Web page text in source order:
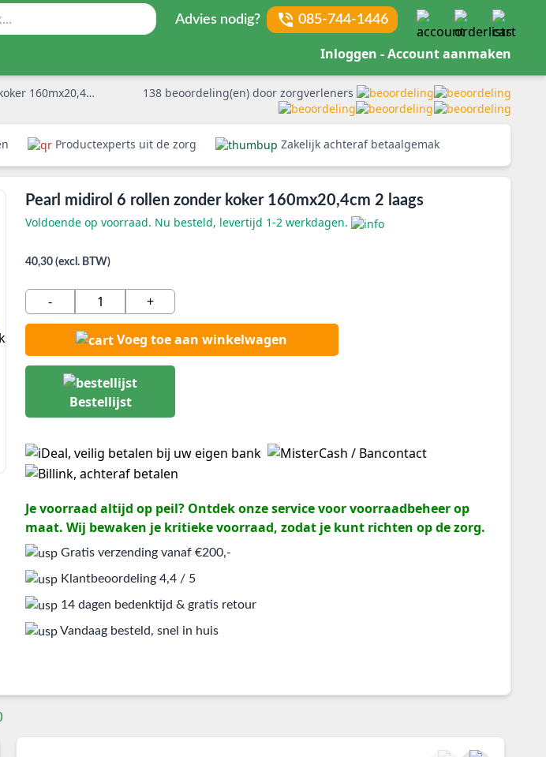
Advies nodig? 085-744-1446
Inloggen - Account aanmaken
2 laags 138 beoordeling(en) door zorgverleners
Productexperts uit de zorg Zakelijk achteraf betaalgemak
Pearl midirol 6 rollen zonder koker 160mx20,4cm 2 laags
Voldoende op voorraad. Nu besteld, levertijd 1-2 werkdagen.
40,30 (excl. BTW)
- +
Voeg toe aan winkelwagen
Bestellijst
Je voorraad altijd op peil? Ontdek onze service voor voorraadbeheer op
maat. Wij bewaken je kritieke voorraad, zodat je kunt richten op de zorg.
Gratis verzending vanaf €200,-
Klantbeoordeling 4,4 / 5
14 dagen bedenktijd & gratis retour
Vandaag besteld, snel in huis